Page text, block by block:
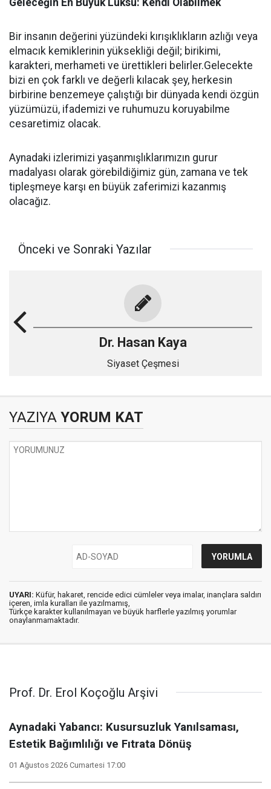
Bir insanın değerini yüzündeki kırışıklıkların azlığı veya
elmacık kemiklerinin yüksekliği değil; birikimi,
karakteri, merhameti ve ürettikleri belirler.Gelecekte
bizi en çok farklı ve değerli kılacak şey, herkesin
birbirine benzemeye çalıştığı bir dünyada kendi özgün
yüzümüzü, ifademizi ve ruhumuzu koruyabilme
cesaretimiz olacak.
Aynadaki izlerimizi yaşanmışlıklarımızın gurur
madalyası olarak görebildiğimiz gün, zamana ve tek
tipleşmeye karşı en büyük zaferimizi kazanmış
olacağız.
Önceki ve Sonraki Yazılar
Dr. Hasan Kaya
Siyaset Çeşmesi
YAZIYA YORUM KAT
UYARI: Küfür, hakaret, rencide edici cümleler veya imalar, inançlara saldırı
içeren, imla kuralları ile yazılmamış,
Türkçe karakter kullanılmayan ve büyük harflerle yazılmış yorumlar
onaylanmamaktadır.
Prof. Dr. Erol Koçoğlu Arşivi
Aynadaki Yabancı: Kusursuzluk Yanılsaması,
Estetik Bağımlılığı ve Fıtrata Dönüş
01 Ağustos 2026 Cumartesi 17:00